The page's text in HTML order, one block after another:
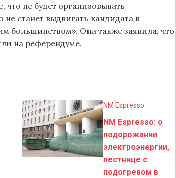
не будет организовывать
станет выдвигать кандидата в
большинством». Она также заявила, что
на референдуме.
NM Espresso
NM Espresso: о
подорожании
электроэнергии,
лестнице с
подогревом в